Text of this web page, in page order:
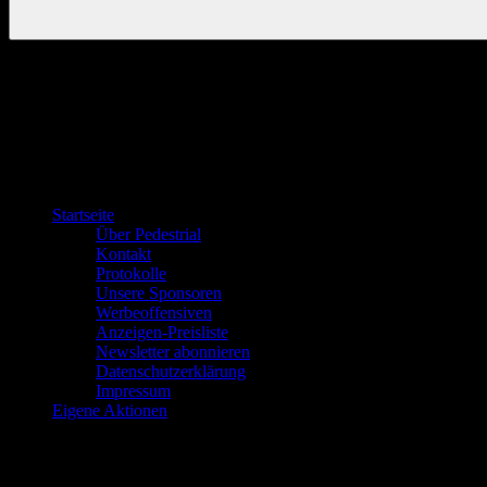
Startseite
Über Pedestrial
Kontakt
Protokolle
Unsere Sponsoren
Werbeoffensiven
Anzeigen-Preisliste
Newsletter abonnieren
Datenschutzerklärung
Impressum
Eigene Aktionen